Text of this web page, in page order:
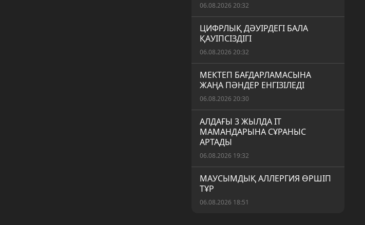
06.08.2026 20:32
ЦИФРЛЫҚ ДӘУІРДЕГІ БАЛА
ҚАУІПСІЗДІГІ
06.08.2026 20:32
МЕКТЕП БАҒДАРЛАМАСЫНА
ЖАҢА ПӘНДЕР ЕНГІЗІЛЕДІ
06.08.2026 20:30
АЛДАҒЫ 3 ЖЫЛДА IT
МАМАНДАРЫНА СҰРАНЫС
АРТАДЫ
06.08.2026 19:32
МАУСЫМДЫҚ АЛЛЕРГИЯ ӨРШІП
ТҰР
06.08.2026 18:51